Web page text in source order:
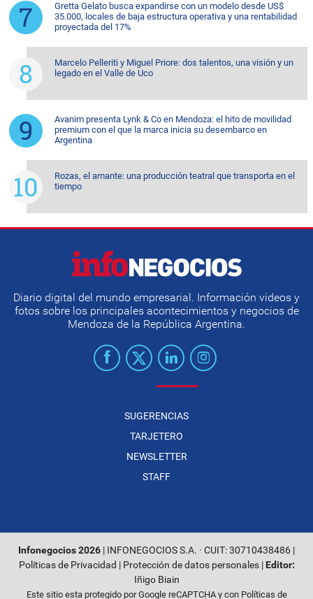
Gretta Gelato busca expandirse con un modelo desde US$
35.000, locales de baja estructura operativa y una rentabilidad
proyectada del 17%
Marcelo Pelleriti y Miguel Priore: dos talentos, una visión y un
legado en el Valle de Uco
Avanim presenta Lynk & Co en Mendoza: el hito de movilidad
premium con el que la marca inicia su desembarco en
Argentina
Rozas, el amante: una producción teatral que transporta en el
tiempo
Diario digital del mundo empresarial. Información videos y
fotos sobre los principales acontecimientos y negocios de
Mendoza de la República Argentina.
SUGERENCIAS
TARJETERO
NEWSLETTER
STAFF
Infonegocios 2026 | INFONEGOCIOS S.A. · CUIT: 30710438486 |
Políticas de Privacidad | Protección de datos personales| Editor:
Iñigo Biain
Este sitio esta protegido por Google reCAPTCHA y con Políticas de